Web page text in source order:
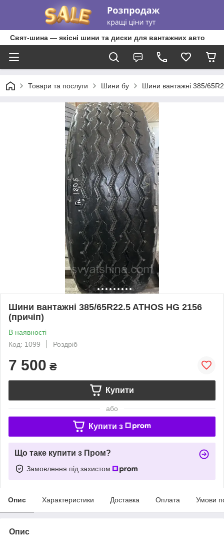
Свят-шина — якісні шини та диски для вантажних авто
Товари та послуги Шини бу Шини вантажні 385/
Шини вантажні 385/65R22.5 ATHOS HG 2156
(причіп)
В наявності
Код: 1099
Роздріб
7 500 ₴
Купити
або
Купити з
Що таке купити з Пром?
Замовлення під захистом
Опис Характеристики Доставка Оплата Умови
Опис